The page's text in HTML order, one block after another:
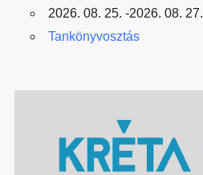
2026. 08. 25. -2026. 08. 27.
Tankönyvosztás